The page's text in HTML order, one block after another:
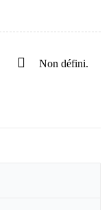
Non défini.